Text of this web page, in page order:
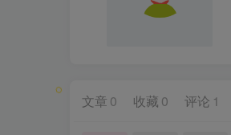
文章 0 收藏 0 评论 1